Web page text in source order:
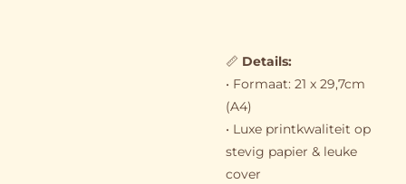
📏 Details:
• Formaat: 21 x 29,7cm
(A4)
• Luxe printkwaliteit op
stevig papier & leuke
cover